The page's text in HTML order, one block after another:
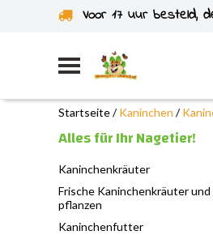
Voor 17 uur besteld,
Startseite/Kaninchen /
Alles für Ihr Nagetier!
Kaninchenkräuter
Frische Kaninchenkräuter und
pflanzen
Kaninchenfutter